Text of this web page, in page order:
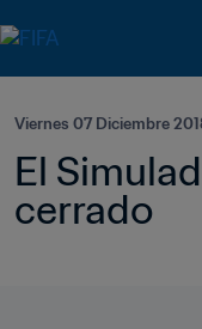
Viernes 07 Diciembre
El
cerrado